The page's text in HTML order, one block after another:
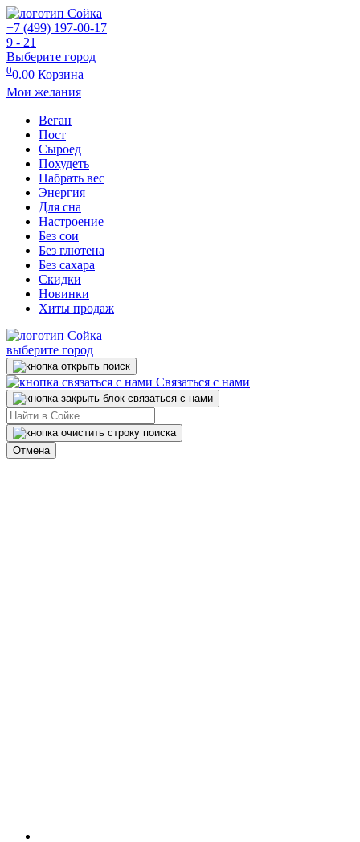
+7 (499) 197-00-17
9 - 21
Выберите город
00.00 Корзина
Мои желания
Веган
Пост
Сыроед
Похудеть
Набрать вес
Энергия
Для сна
Настроение
Без сои
Без глютена
Без сахара
Скидки
Новинки
Хиты продаж
выберите город
Связаться с нами
Отмена